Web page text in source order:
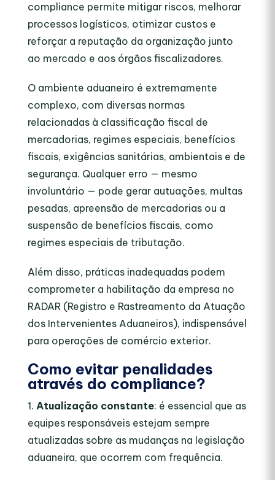
compliance permite mitigar riscos, melhorar
processos logísticos, otimizar custos e
reforçar a reputação da organização junto
ao mercado e aos órgãos fiscalizadores.
O ambiente aduaneiro é extremamente
complexo, com diversas normas
relacionadas à classificação fiscal de
mercadorias, regimes especiais, benefícios
fiscais, exigências sanitárias, ambientais e de
segurança. Qualquer erro — mesmo
involuntário — pode gerar autuações, multas
pesadas, apreensão de mercadorias ou a
suspensão de benefícios fiscais, como
regimes especiais de tributação.
Além disso, práticas inadequadas podem
comprometer a habilitação da empresa no
RADAR (Registro e Rastreamento da Atuação
dos Intervenientes Aduaneiros), indispensável
para operações de comércio exterior.
Como evitar penalidades
através do compliance?
Atualização constante: é essencial que as
equipes responsáveis estejam sempre
atualizadas sobre as mudanças na legislação
aduaneira, que ocorrem com frequência.